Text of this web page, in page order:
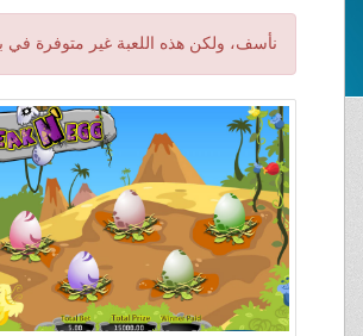
نأسف، ولكن هذه اللعبة غير متوفرة في